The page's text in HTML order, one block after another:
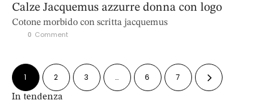
Calze Jacquemus azzurre donna con logo
Cotone morbido con scritta jacquemus
0 Comment
1 2 3 … 6 7
In tendenza